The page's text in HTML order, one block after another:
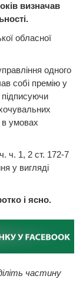
визначав
обласної
одного
собі премію у
підписуючи
в умовах
ч. 1, 2 ст. 172-7
у вигляді
і ясно.
частину